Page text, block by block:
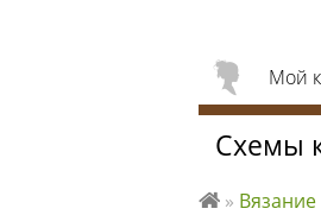
Мой
Схемы
»